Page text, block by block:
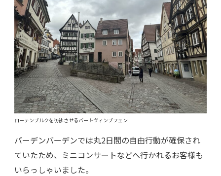
ローテンブルクを彷彿させるバートヴィンプフェン
バーデンバーデンでは丸2日間の自由行動が確保され
ていたため、ミニコンサートなどへ行かれるお客様も
いらっしゃいました。